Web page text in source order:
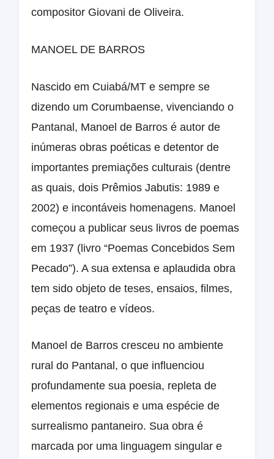
compositor Giovani de Oliveira.
MANOEL DE BARROS
Nascido em Cuiabá/MT e sempre se
dizendo um Corumbaense, vivenciando o
Pantanal, Manoel de Barros é autor de
inúmeras obras poéticas e detentor de
importantes premiações culturais (dentre
as quais, dois Prêmios Jabutis: 1989 e
2002) e incontáveis homenagens. Manoel
começou a publicar seus livros de poemas
em 1937 (livro “Poemas Concebidos Sem
Pecado”). A sua extensa e aplaudida obra
tem sido objeto de teses, ensaios, filmes,
peças de teatro e vídeos.
Manoel de Barros cresceu no ambiente
rural do Pantanal, o que influenciou
profundamente sua poesia, repleta de
elementos regionais e uma espécie de
surrealismo pantaneiro. Sua obra é
marcada por uma linguagem singular e